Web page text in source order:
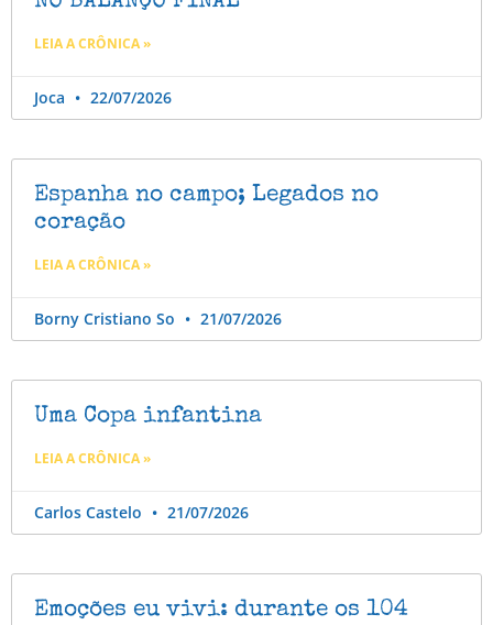
LEIA A CRÔNICA »
Joca 22/07/2026
Espanha no campo; Legados no
coração
LEIA A CRÔNICA »
Borny Cristiano So 21/07/2026
Uma Copa infantina
LEIA A CRÔNICA »
Carlos Castelo 21/07/2026
Emoções eu vivi: durante os 104